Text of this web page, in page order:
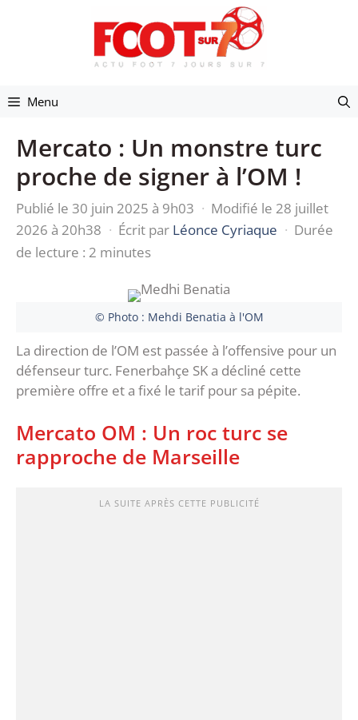
Menu
Mercato : Un monstre turc
proche de signer à l’OM !
Publié le 30 juin 2025 à 9h03 · Modifié le 28 juillet
2026 à 20h38 · Écrit par Léonce Cyriaque · Durée
de lecture : 2 minutes
© Photo : Mehdi Benatia à l'OM
La direction de l’OM est passée à l’offensive pour un
défenseur turc. Fenerbahçe SK a décliné cette
première offre et a fixé le tarif pour sa pépite.
Mercato OM : Un roc turc se
rapproche de Marseille
LA SUITE APRÈS CETTE PUBLICITÉ